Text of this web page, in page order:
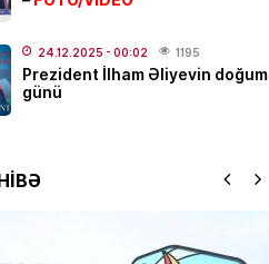
yaşayanların DİQQƏTİNƏ!
cı il saat 00:00-dan
çempionu imiş
24.12.2025 - 00:02 1195
Prezident İlham Əliyevin doğum
günü